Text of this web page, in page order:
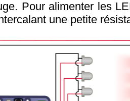
Pour alimenter les
une petite